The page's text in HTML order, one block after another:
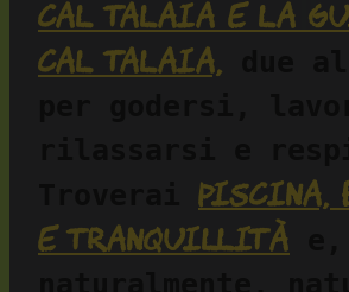
Cal Talaia e La
Cal Talaia,
piscina,
e tranquillità